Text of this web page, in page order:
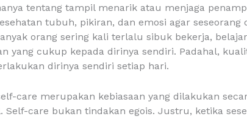
tentang tampil menarik atau menjaga
tubuh, pikiran, dan emosi agar
orang sering kali terlalu sibuk bekerja,
yang cukup kepada dirinya sendiri. Padahal,
dirinya sendiri setiap hari.
care merupakan kebiasaan yang dilakukan
Self-care bukan tindakan egois. Justru, ketika